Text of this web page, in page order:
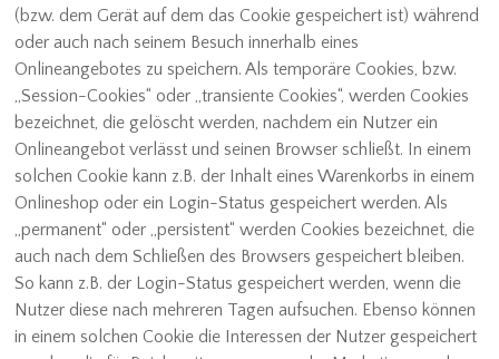
(bzw. dem Gerät auf dem das Cookie gespeichert ist) während
oder auch nach seinem Besuch innerhalb eines
Onlineangebotes zu speichern. Als temporäre Cookies, bzw.
„Session-Cookies“ oder „transiente Cookies“, werden Cookies
bezeichnet, die gelöscht werden, nachdem ein Nutzer ein
Onlineangebot verlässt und seinen Browser schließt. In einem
solchen Cookie kann z.B. der Inhalt eines Warenkorbs in einem
Onlineshop oder ein Login-Status gespeichert werden. Als
„permanent“ oder „persistent“ werden Cookies bezeichnet, die
auch nach dem Schließen des Browsers gespeichert bleiben.
So kann z.B. der Login-Status gespeichert werden, wenn die
Nutzer diese nach mehreren Tagen aufsuchen. Ebenso können
in einem solchen Cookie die Interessen der Nutzer gespeichert